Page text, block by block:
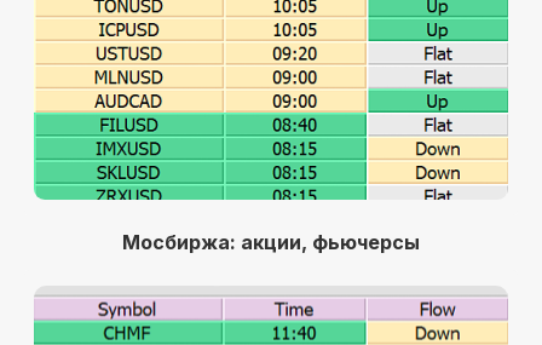
Мосбиржа: акции, фьючерсы